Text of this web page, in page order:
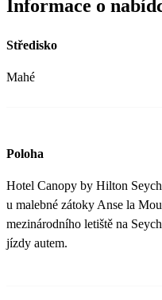
Informace o
Středisko
Mahé
Poloha
Hotel Canopy by Hilton
u malebné zátoky Anse la
mezinárodního letiště na
jízdy autem.